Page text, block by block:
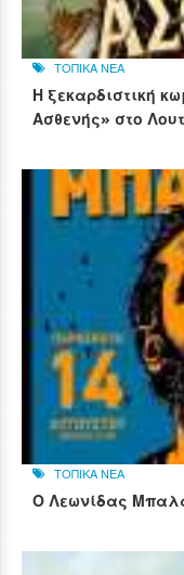
ΤΟΠΙΚΑ ΝΕΑ
Η ξεκαρδιστική
Ασθενής» στο
ΤΟΠΙΚΑ ΝΕΑ
Ο Λεωνίδας